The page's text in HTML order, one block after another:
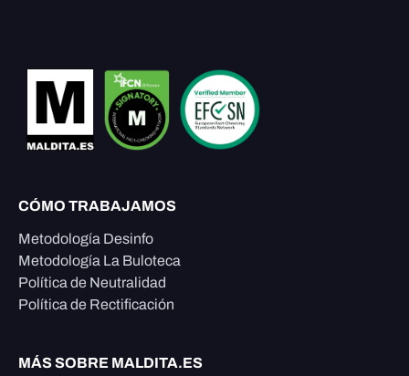
CÓMO TRABAJAMOS
Metodología Desinfo
Metodología La Buloteca
Política de Neutralidad
Política de Rectificación
MÁS SOBRE MALDITA.ES